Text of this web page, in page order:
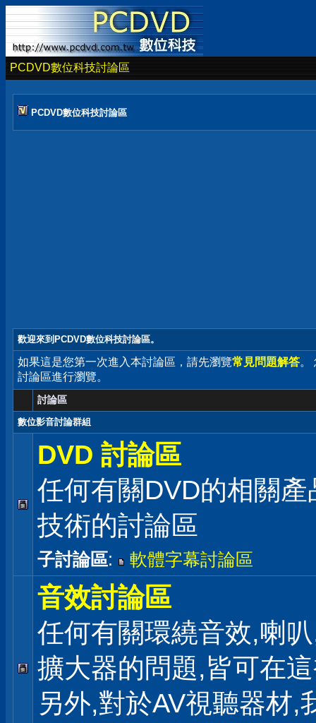
PCDVD數位科技討論區
PCDVD數位科技討論區
歡迎來到PCDVD數位科技討論區。
如果這是您第一次進入本討論區，請先瀏覽常見問題解答。
討論區進行瀏覽。
討論區
數位影音討論群組
DVD 討論區
任何有關DVD的相關產
技術的討論區
子討論區: 軟體字幕討論區
音效討論區
任何有關環繞音效,喇
擴大器的問題,皆可在
另外,對於AV視聽器材,